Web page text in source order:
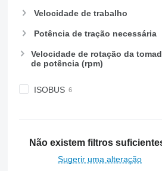
Velocidade de trabalho
Potência de tração necessária
Velocidade de rotação da
de potência (rpm)
ISOBUS
Não existem filtros
Sugerir uma alteração